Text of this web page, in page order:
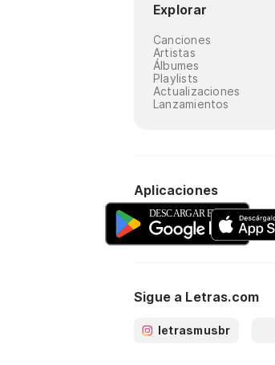
Explorar
Canciones
Artistas
Álbumes
Playlists
Actualizaciones
Lanzamientos
Aplicaciones
Sigue a Letras.com
letrasmusbr